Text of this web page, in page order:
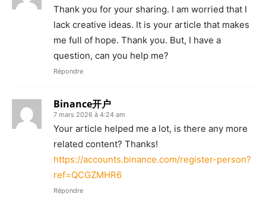
Thank you for your sharing. I am worried that I
lack creative ideas. It is your article that makes
me full of hope. Thank you. But, I have a
question, can you help me?
Répondre
Binance开户
7 mars 2026 à 4:24 am
Your article helped me a lot, is there any more
related content? Thanks!
https://accounts.binance.com/register-person?
ref=QCGZMHR6
Répondre